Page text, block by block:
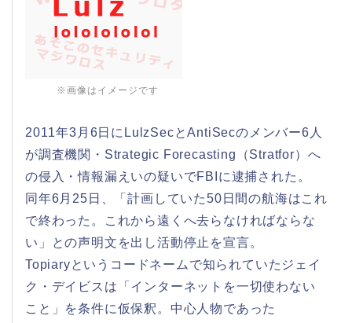
※画像はイメージです
2011年3月6日にLulzSecとAntiSecのメンバー6人
が調査機関・Strategic Forecasting（Stratfor）へ
の侵入・情報漏えいの疑いでFBIに逮捕された。
同年6月25日、「計画していた50日間の航海はこれ
で終わった。これから遠くへ去らなければならな
い」との声明文を出し活動停止を宣言。
Topiaryというコードネームで知られていたジェイ
ク・デイビスは「インターネットを一切使わない
こと」を条件に仮保釈。中心人物であった